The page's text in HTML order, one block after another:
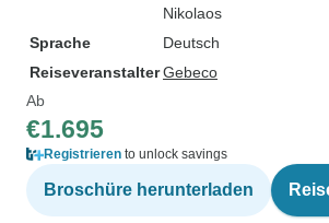
Nikolaos
Sprache
Deutsch
ReiseveranstalterGebeco
Ab
€1.695
Registrieren to unlock savings
Broschüre herunterladen